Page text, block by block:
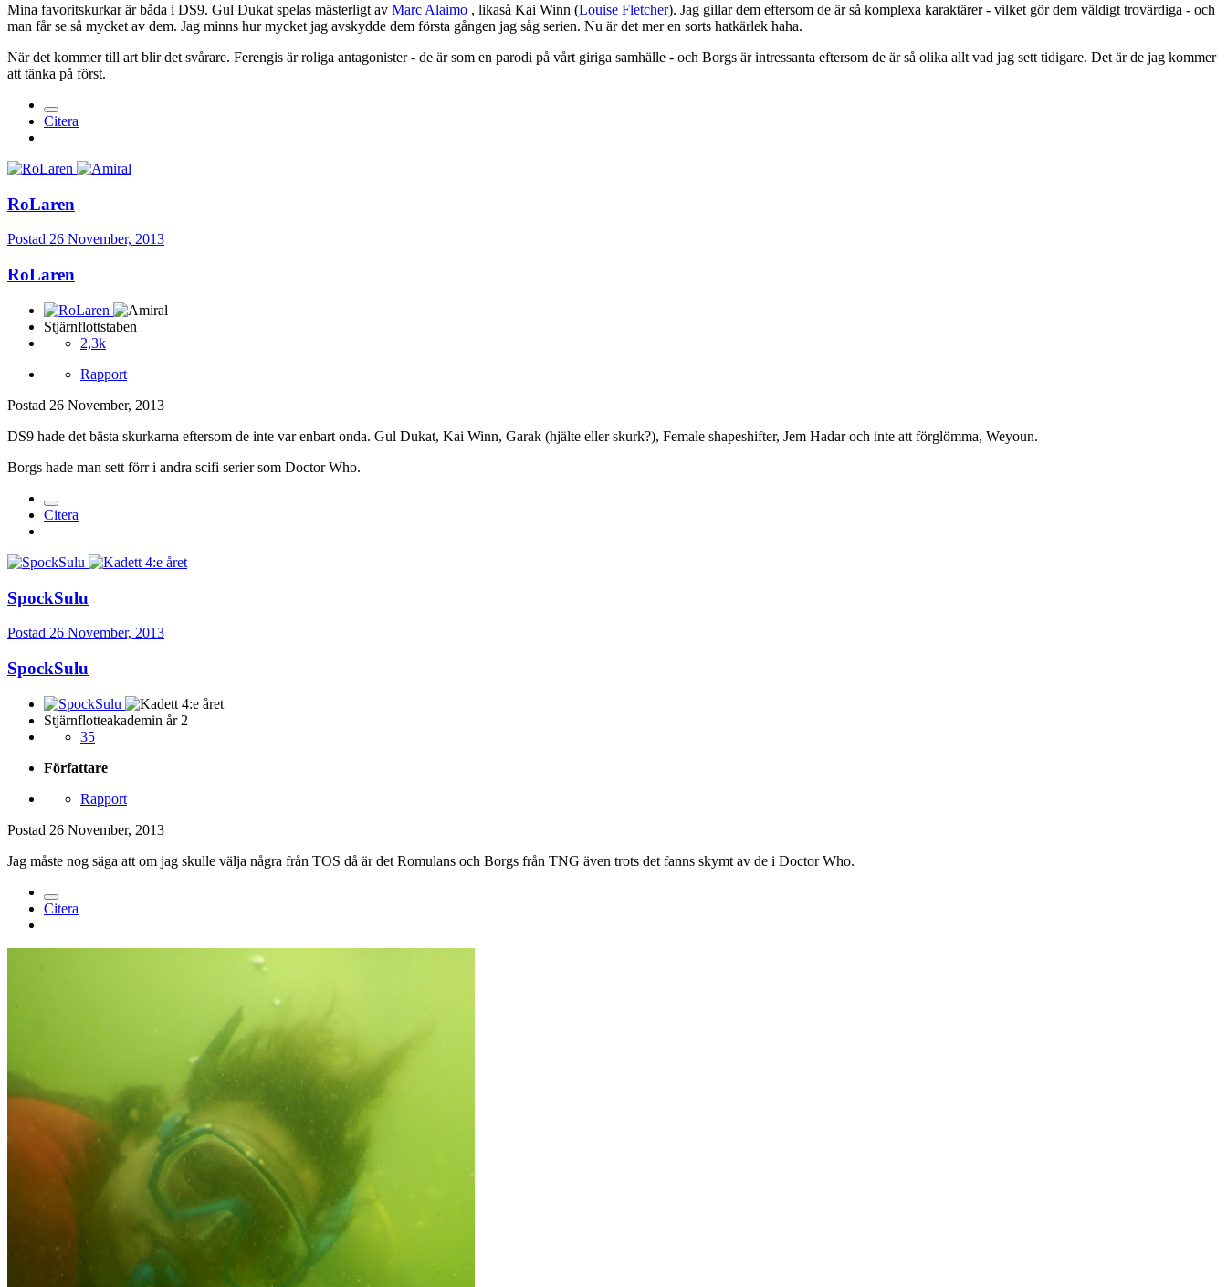
Mina favoritskurkar är båda i DS9. Gul Dukat spelas mästerligt av Marc Alaimo , likaså Kai Winn (Louise Fletcher). Jag gillar dem eftersom de är så komplexa karaktärer - vilket gör dem väldigt trovärdiga - och
man får se så mycket av dem. Jag minns hur mycket jag avskydde dem första gången jag såg serien. Nu är det mer en sorts hatkärlek haha.
När det kommer till art blir det svårare. Ferengis är roliga antagonister - de är som en parodi på vårt giriga samhälle - och Borgs är intressanta eftersom de är så olika allt vad jag sett tidigare. Det är de jag kommer
att tänka på först.
Citera
RoLaren
Postad 26 November, 2013
RoLaren
Stjärnflottstaben
2,3k
Rapport
Postad 26 November, 2013
DS9 hade det bästa skurkarna eftersom de inte var enbart onda. Gul Dukat, Kai Winn, Garak (hjälte eller skurk?), Female shapeshifter, Jem Hadar och inte att förglömma, Weyoun.
Borgs hade man sett förr i andra scifi serier som Doctor Who.
Citera
SpockSulu
Postad 26 November, 2013
SpockSulu
Stjärnflotteakademin år 2
35
Författare
Rapport
Postad 26 November, 2013
Jag måste nog säga att om jag skulle välja några från TOS då är det Romulans och Borgs från TNG även trots det fanns skymt av de i Doctor Who.
Citera